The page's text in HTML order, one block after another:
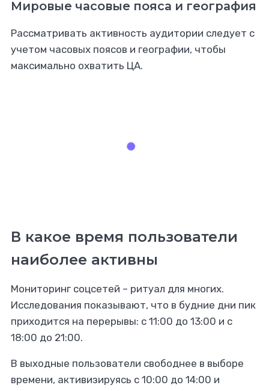
Мировые часовые пояса и география
Рассматривать активность аудитории следует с
учетом часовых поясов и географии, чтобы
максимально охватить ЦА.
В какое время пользователи
наиболее активны
Мониторинг соцсетей – ритуал для многих.
Исследования показывают, что в будние дни пик
приходится на перерывы: с 11:00 до 13:00 и с
18:00 до 21:00.
В выходные пользователи свободнее в выборе
времени, активизируясь с 10:00 до 14:00 и